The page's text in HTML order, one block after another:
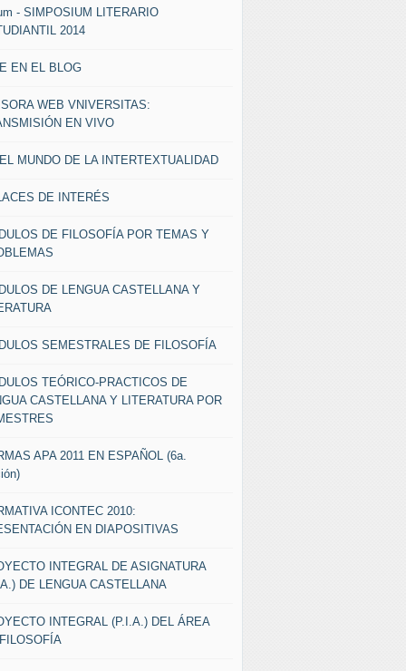
- SIMPOSIUM LITERARIO
2014
EN EL BLOG
WEB VNIVERSITAS:
EN VIVO
MUNDO DE LA INTERTEXTUALIDAD
DE INTERÉS
DE FILOSOFÍA POR TEMAS Y
DE LENGUA CASTELLANA Y
SEMESTRALES DE FILOSOFÍA
TEÓRICO-PRACTICOS DE
CASTELLANA Y LITERATURA POR
APA 2011 EN ESPAÑOL (6a.
ICONTEC 2010:
EN DIAPOSITIVAS
INTEGRAL DE ASIGNATURA
DE LENGUA CASTELLANA
INTEGRAL (P.I.A.) DEL ÁREA